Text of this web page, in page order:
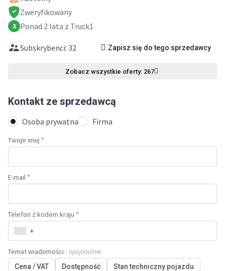
Zweryfikowany
2 Ponad 2 lata z Truck1
Subskrybenci: 32 Zapisz się do tego sprzedawcy
Zobacz wszystkie oferty: 267
Kontakt ze sprzedawcą
Osoba prywatna Firma
Twoje imię *
E-mail *
Telefon z kodem kraju *
+
Temat wiadomości - opcjonalnie
Cena / VAT Dostępność Stan techniczny pojazdu